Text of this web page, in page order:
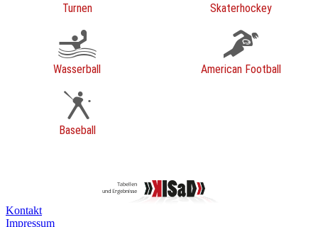
Turnen Skaterhockey
Wasserball American Football
Baseball
Kontakt
Impressum